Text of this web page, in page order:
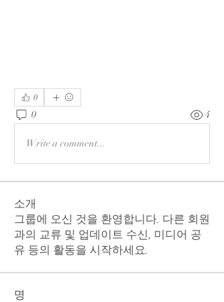
0
0 4
Write a comment...
소개
그룹에 오신 것을 환영합니다. 다른 회원
과의 교류 및 업데이트 수신, 미디어 공
유 등의 활동을 시작하세요.
명